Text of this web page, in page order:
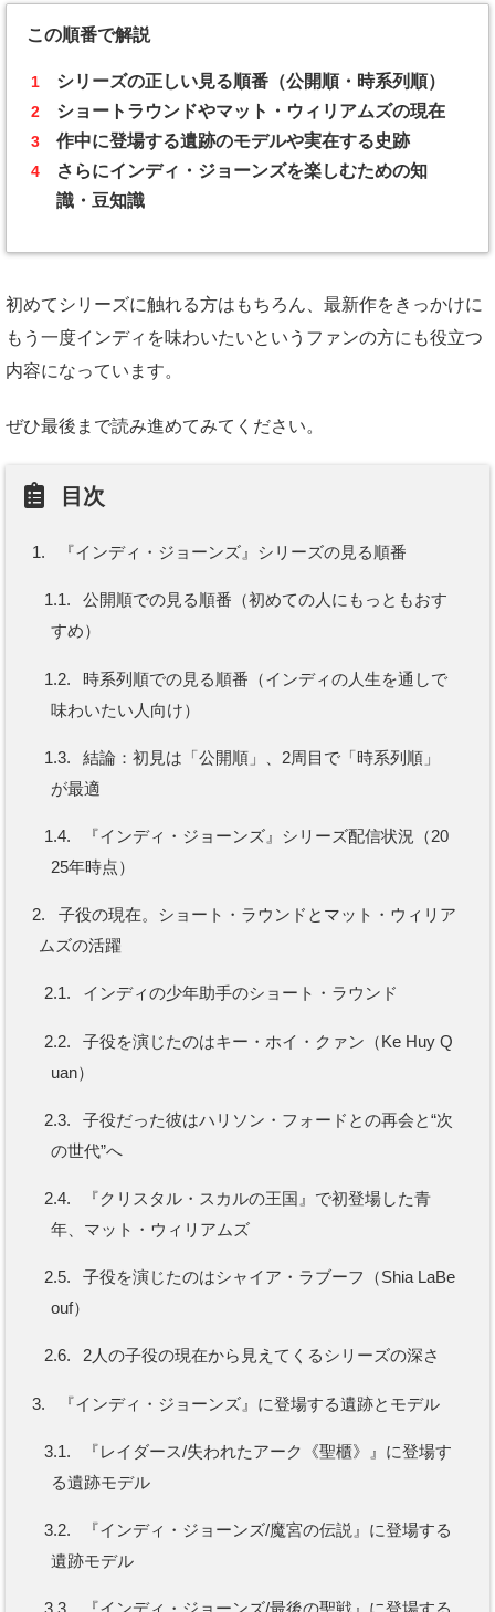
この順番で解説
シリーズの正しい見る順番（公開順・時系列順）
ショートラウンドやマット・ウィリアムズの現在
作中に登場する遺跡のモデルや実在する史跡
さらにインディ・ジョーンズを楽しむための知
識・豆知識
初めてシリーズに触れる方はもちろん、最新作をきっかけに
もう一度インディを味わいたいというファンの方にも役立つ
内容になっています。
ぜひ最後まで読み進めてみてください。
目次
1. 『インディ・ジョーンズ』シリーズの見る順番
1.1.
公開順での見る順番（初めての人にもっともおす
すめ）
1.2.
時系列順での見る順番（インディの人生を通しで
味わいたい人向け）
1.3.
結論：初見は「公開順」、2周目で「時系列順」
が最適
1.4.
『インディ・ジョーンズ』シリーズ配信状況（20
25年時点）
2.
子役の現在。ショート・ラウンドとマット・ウィリア
ムズの活躍
2.1. インディの少年助手のショート・ラウンド
2.2.
子役を演じたのはキー・ホイ・クァン（Ke Huy Q
uan）
2.3.
子役だった彼はハリソン・フォードとの再会と“次
の世代”へ
2.4.
『クリスタル・スカルの王国』で初登場した青
年、マット・ウィリアムズ
2.5.
子役を演じたのはシャイア・ラブーフ（Shia LaBe
ouf）
2.6. 2人の子役の現在から見えてくるシリーズの深さ
3. 『インディ・ジョーンズ』に登場する遺跡とモデル
3.1.
『レイダース/失われたアーク《聖櫃》』に登場す
る遺跡モデル
3.2.
『インディ・ジョーンズ/魔宮の伝説』に登場する
遺跡モデル